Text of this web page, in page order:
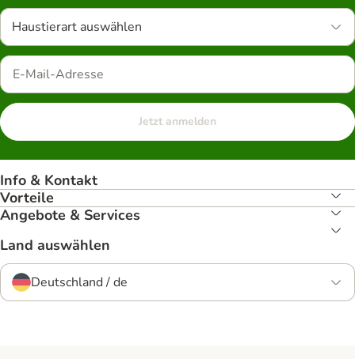
Haustierart auswählen
Jetzt anmelden
Info & Kontakt
Vorteile
Angebote & Services
Land auswählen
Deutschland / de